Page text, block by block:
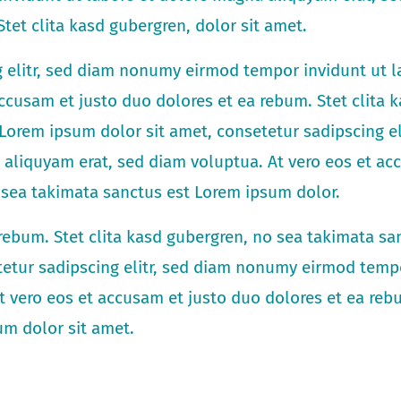
clita kasd gubergren, dolor sit amet.
sed diam nonumy eirmod tempor invidunt ut
et justo duo dolores et ea rebum. Stet clita
ipsum dolor sit amet, consetetur sadipscing
erat, sed diam voluptua. At vero eos et
takimata sanctus est Lorem ipsum dolor.
Stet clita kasd gubergren, no sea takimata
sadipscing elitr, sed diam nonumy eirmod
eos et accusam et justo duo dolores et ea
dolor sit amet.